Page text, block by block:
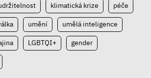
klimatická krize péče
umění umělá inteligence
LGBTQI+ gender